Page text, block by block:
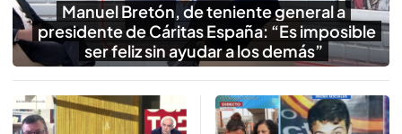
Manuel Bretón, de teniente general a
presidente de Cáritas España: “Es imposible
ser feliz sin ayudar a los demás”